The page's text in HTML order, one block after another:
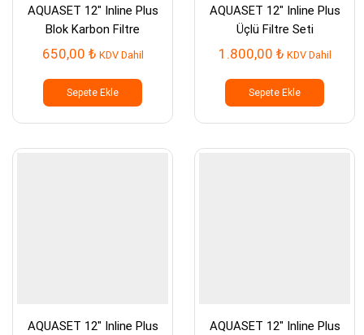
AQUASET 12″ Inline Plus
Blok Karbon Filtre
650,00 ₺ KDV Dahil
Sepete Ekle
AQUASET 12″ Inline Plus
Üçlü Filtre Seti
1.800,00 ₺ KDV Dahil
Sepete Ekle
AQUASET 12″ Inline Plus
AQUASET 12″ Inline Plus